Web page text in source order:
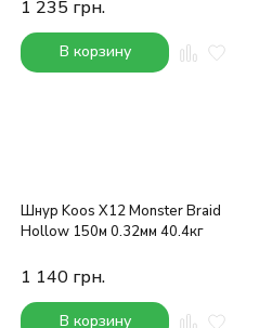
1 235 грн.
В корзину
Шнур Koos X12 Monster Braid
Hollow 150м 0.32мм 40.4кг
1 140 грн.
В корзину